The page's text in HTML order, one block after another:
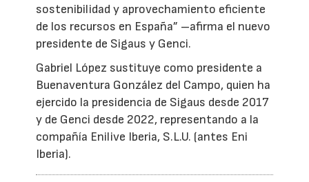
sostenibilidad y aprovechamiento eficiente
de los recursos en España” –afirma el nuevo
presidente de Sigaus y Genci.
Gabriel López sustituye como presidente a
Buenaventura González del Campo, quien ha
ejercido la presidencia de Sigaus desde 2017
y de Genci desde 2022, representando a la
compañía Enilive Iberia, S.L.U. (antes Eni
Iberia).